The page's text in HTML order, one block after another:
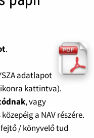
.
adatlapot
kattintva).
, vagy
a NAV részére.
/ könyvelő tud